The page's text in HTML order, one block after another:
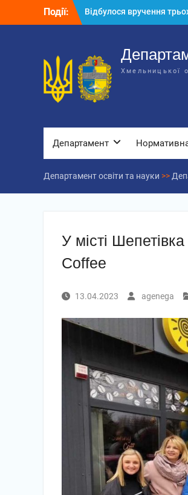
Події:
для потреб закладів
державної адміністрації
Відбулась обласна
відповідальних за
патріотичне виховання
Хмельницької
Департамент
Департамент освіти та науки >>
У місті
Coffee
13.04.2023 agenega